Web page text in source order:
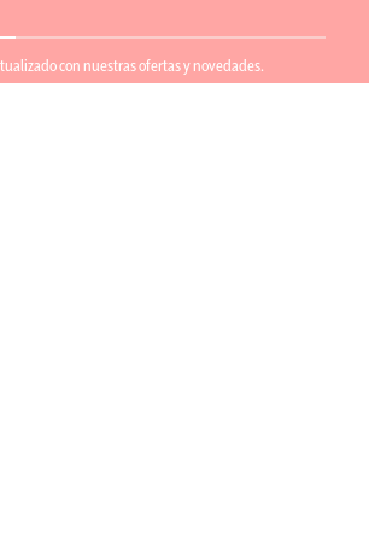
con nuestras ofertas y novedades.